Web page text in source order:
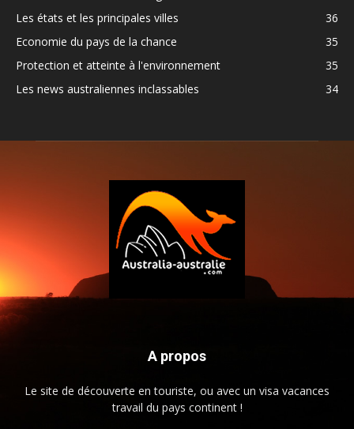
Les états et les principales villes
36
Economie du pays de la chance
35
Protection et atteinte à l'environnement
35
Les news australiennes inclassables
34
A propos
Le site de découverte en touriste, ou avec un visa vacances
travail du pays continent !